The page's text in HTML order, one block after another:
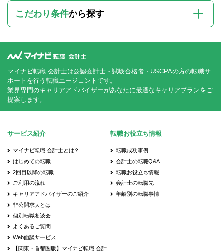
こだわり条件から探す
マイナビ転職 会計士は公認会計士・試験合格者・USCPAの方の転職サ
ポートを行う転職エージェントです。
業界専門のキャリアアドバイザーがあなたに最適なキャリアプランをご
提案します。
サービス紹介
マイナビ転職 会計士とは？
はじめての転職
2回目以降の転職
ご利用の流れ
キャリアアドバイザーのご紹介
非公開求人とは
個別転職相談会
よくあるご質問
Web面談サービス
【関東・首都圏版】マイナビ転職 会計
転職お役立ち情報
転職成功事例
会計士の転職Q&A
転職お役立ち情報
会計士の転職先
年齢別の転職事情